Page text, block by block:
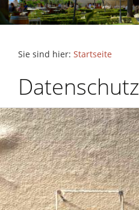
Sie sind hier: Startseite
Datenschutz